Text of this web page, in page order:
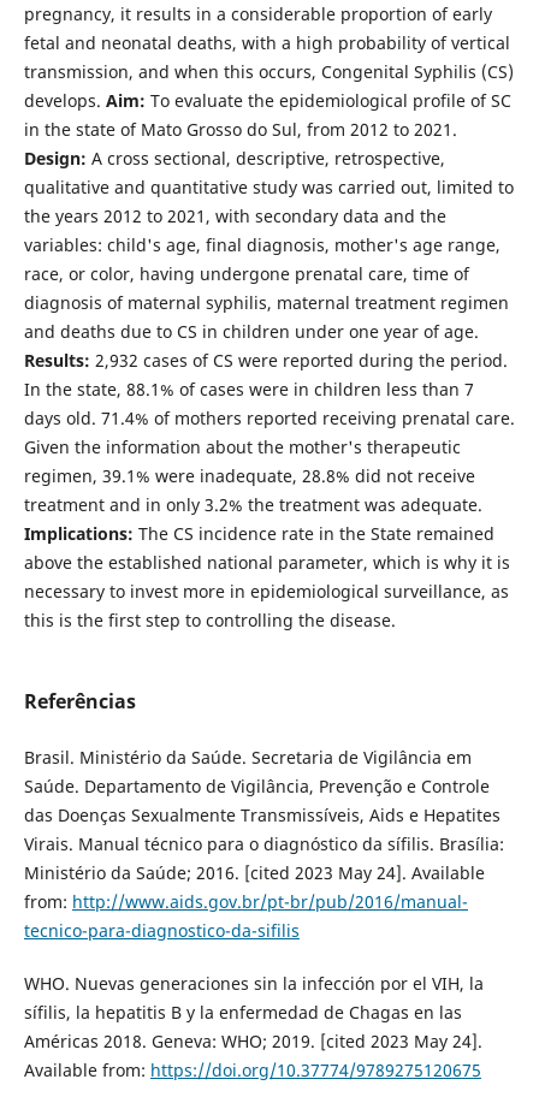
pregnancy, it results in a considerable proportion of early
fetal and neonatal deaths, with a high probability of vertical
transmission, and when this occurs, Congenital Syphilis (CS)
develops. Aim: To evaluate the epidemiological profile of SC
in the state of Mato Grosso do Sul, from 2012 to 2021.
Design: A cross sectional, descriptive, retrospective,
qualitative and quantitative study was carried out, limited to
the years 2012 to 2021, with secondary data and the
variables: child's age, final diagnosis, mother's age range,
race, or color, having undergone prenatal care, time of
diagnosis of maternal syphilis, maternal treatment regimen
and deaths due to CS in children under one year of age.
Results: 2,932 cases of CS were reported during the period.
In the state, 88.1% of cases were in children less than 7
days old. 71.4% of mothers reported receiving prenatal care.
Given the information about the mother's therapeutic
regimen, 39.1% were inadequate, 28.8% did not receive
treatment and in only 3.2% the treatment was adequate.
Implications: The CS incidence rate in the State remained
above the established national parameter, which is why it is
necessary to invest more in epidemiological surveillance, as
this is the first step to controlling the disease.
Referências
Brasil. Ministério da Saúde. Secretaria de Vigilância em
Saúde. Departamento de Vigilância, Prevenção e Controle
das Doenças Sexualmente Transmissíveis, Aids e Hepatites
Virais. Manual técnico para o diagnóstico da sífilis. Brasília:
Ministério da Saúde; 2016. [cited 2023 May 24]. Available
from: http://www.aids.gov.br/pt-br/pub/2016/manual-
tecnico-para-diagnostico-da-sifilis
WHO. Nuevas generaciones sin la infección por el VIH, la
sífilis, la hepatitis B y la enfermedad de Chagas en las
Américas 2018. Geneva: WHO; 2019. [cited 2023 May 24].
Available from: https://doi.org/10.37774/9789275120675